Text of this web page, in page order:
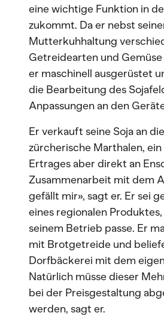
eine wichtige Funktion in
zukommt. Da er nebst
Mutterkuhhaltung
Getreidearten und
er maschinell ausgerüstet
die Bearbeitung des
Anpassungen an den
Er verkauft seine Soja an
zürcherische Marthalen, ein
Ertrages aber direkt an
Zusammenarbeit mit dem
gefällt mir», sagt er. Er sei
eines regionalen
seinem Betrieb passe. Er
mit Brotgetreide und
Dorfbäckerei mit dem
Natürlich müsse dieser
bei der Preisgestaltung
werden, sagt er.